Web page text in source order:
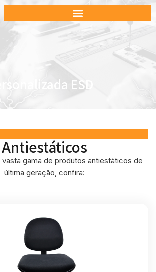
ESD
Antiestáticos
vasta gama de produtos antiestáticos de
última geração, confira: